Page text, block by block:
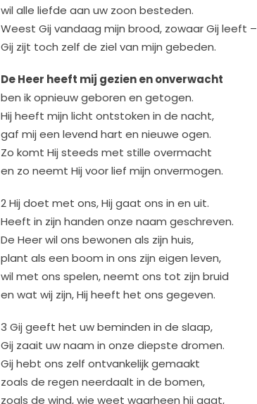
wil alle liefde aan uw zoon besteden.
Weest Gij vandaag mijn brood, zowaar Gij leeft –
Gij zijt toch zelf de ziel van mijn gebeden.
De Heer heeft mij gezien en onverwacht
ben ik opnieuw geboren en getogen.
Hij heeft mijn licht ontstoken in de nacht,
gaf mij een levend hart en nieuwe ogen.
Zo komt Hij steeds met stille overmacht
en zo neemt Hij voor lief mijn onvermogen.
2 Hij doet met ons, Hij gaat ons in en uit.
Heeft in zijn handen onze naam geschreven.
De Heer wil ons bewonen als zijn huis,
plant als een boom in ons zijn eigen leven,
wil met ons spelen, neemt ons tot zijn bruid
en wat wij zijn, Hij heeft het ons gegeven.
3 Gij geeft het uw beminden in de slaap,
Gij zaait uw naam in onze diepste dromen.
Gij hebt ons zelf ontvankelijk gemaakt
zoals de regen neerdaalt in de bomen,
zoals de wind, wie weet waarheen hij gaat,